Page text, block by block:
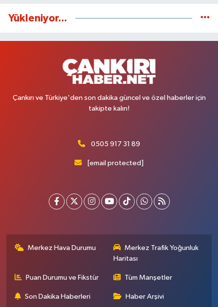
Yükleniyor...
Çankırı ve Türkiye'den son dakika güncel ve özel haberler için
takipte kalın!
0505 917 31 89
[email protected]
Merkez Hava Durumu
Merkez Trafik Yoğunluk
Haritası
Puan Durumu ve Fikstür Tüm Manşetler
Son Dakika Haberleri Haber Arşivi